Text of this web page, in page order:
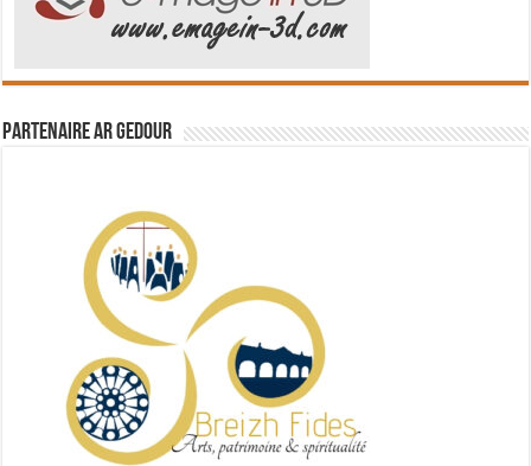
Partenaire Ar Gedour